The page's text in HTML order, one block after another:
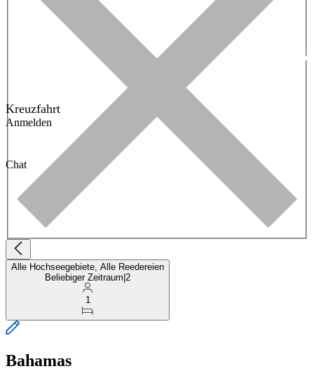
Kreuzfahrt
Anmelden
Chat
Alle Hochseegebiete, Alle Reedereien
Beliebiger Zeitraum 2
1
Bahamas